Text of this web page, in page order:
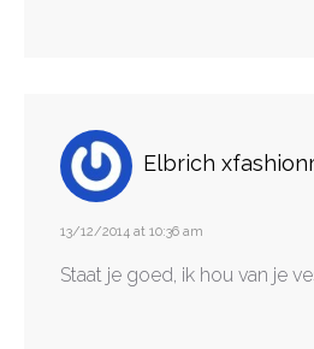
Elbrich
13/12/2014 at 10:36 am
Staat je goed, ik hou van je